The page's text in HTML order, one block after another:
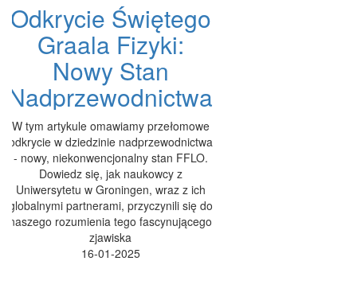
Odkrycie Świętego
Graala Fizyki:
Nowy Stan
Nadprzewodnictwa
W tym artykule omawiamy przełomowe
odkrycie w dziedzinie nadprzewodnictwa
- nowy, niekonwencjonalny stan FFLO.
Dowiedz się, jak naukowcy z
Uniwersytetu w Groningen, wraz z ich
globalnymi partnerami, przyczynili się do
naszego rozumienia tego fascynującego
zjawiska
16-01-2025